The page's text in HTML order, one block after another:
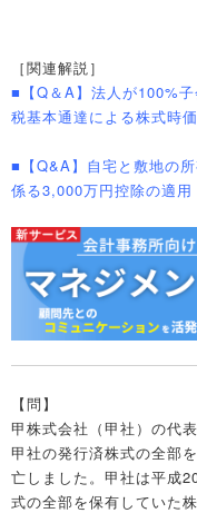
［関連解説］
■【Q＆A】法人が100%
税基本通達による株式時
■【Q&A】自宅と敷地の
係る3,000万円控除の適用
【問】
甲株式会社（甲社）の代
甲社の発行済株式の全部
亡しました。甲社は平成
式の全部を保有していた